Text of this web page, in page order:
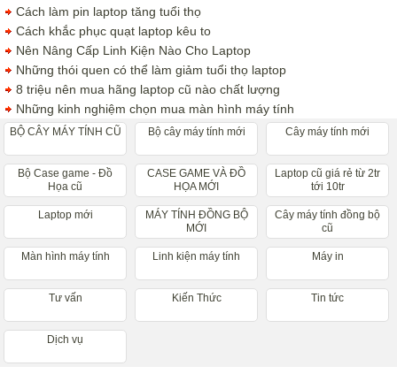
Cách làm pin laptop tăng tuổi thọ
Cách khắc phục quạt laptop kêu to
Nên Nâng Cấp Linh Kiện Nào Cho Laptop
Những thói quen có thể làm giảm tuổi thọ laptop
8 triệu nên mua hãng laptop cũ nào chất lượng
Những kinh nghiệm chọn mua màn hình máy tính
BỘ CÂY MÁY TÍNH CŨ Bộ cây máy tính mới Cây máy tính mới
Bộ Case game - Đồ
Họa cũ
CASE GAME VÀ ĐỒ
HỌA MỚI
Laptop cũ giá rẻ từ 2tr
tới 10tr
Laptop mới
MÁY TÍNH ĐỒNG BỘ
MỚI
Cây máy tính đồng bộ
cũ
Màn hình máy tính Linh kiện máy tính Máy in
Tư vấn Kiến Thức Tin tức
Dịch vụ